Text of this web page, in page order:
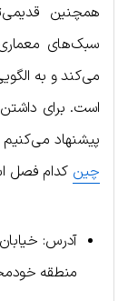
همچنین
سبک‌های
می‌کند و به
است. برای
پیشنهاد
چین کدام فصل
آدرس:
منطقه